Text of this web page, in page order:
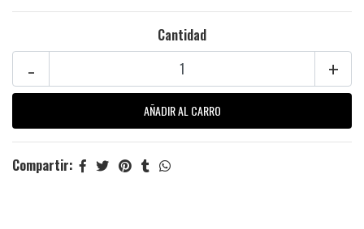
Cantidad
+
-
Compartir: